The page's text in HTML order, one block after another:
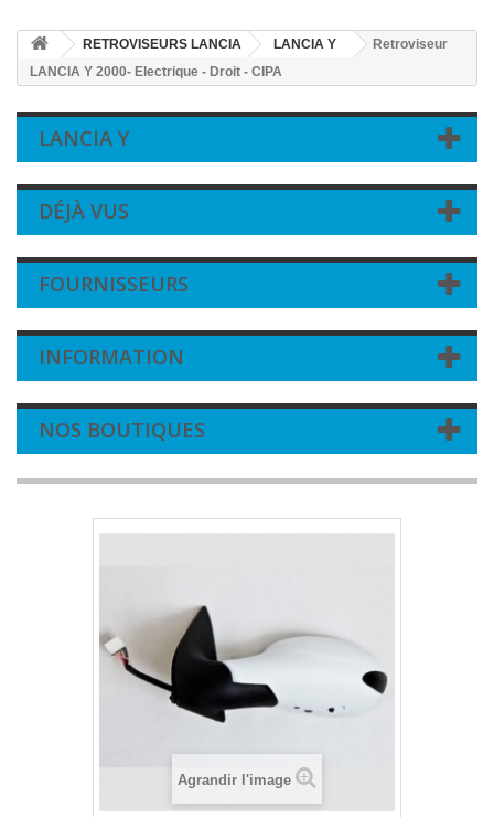
RETROVISEURS LANCIA LANCIA Y
Retroviseur
LANCIA Y 2000- Electrique - Droit - CIPA
LANCIA Y
DÉJÀ VUS
FOURNISSEURS
INFORMATION
NOS BOUTIQUES
Agrandir l'image